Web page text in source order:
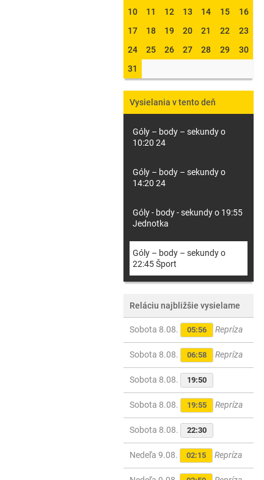
10
11 12 13 14 15
16
17
18 19 20 21 22
23
24
25 26 27 28 29
30
31
Vysielania v tento deň
Góly – body – sekundy o
10:20 24
Góly – body – sekundy o
14:20 24
Góly - body - sekundy o 19:55
Jednotka
Góly – body – sekundy o
22:45 Šport
Reláciu najbližšie vysielame
Sobota 8.08. 05:56 Repríza
Sobota 8.08. 06:58 Repríza
Sobota 8.08. 19:50
Sobota 8.08. 19:55 Repríza
Sobota 8.08. 22:30
Nedeľa 9.08. 02:15 Repríza